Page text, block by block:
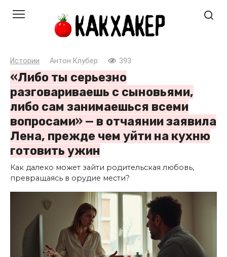
Истории Антон Клубер 393
«Либо ты серьезно
разговариваешь с сыновьями,
либо сам занимаешься всеми
вопросами» — в отчаянии заявила
Лена, прежде чем уйти на кухню
готовить ужин
Как далеко может зайти родительская любовь,
превращаясь в орудие мести?